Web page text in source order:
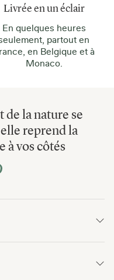
Livrée en un éclair
En quelques heures
partout en
en Belgique et à
Monaco.
la nature se
reprend la
à vos côtés